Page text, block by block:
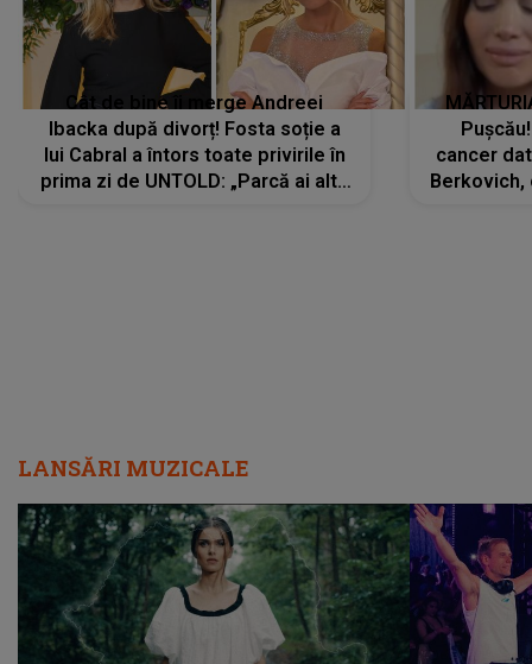
Cât de bine îi merge Andreei
Ibacka după divorț! Fosta soție a
lui Cabral a întors toate privirile în
prima zi de UNTOLD: „Parcă ai altă
cancer
LANSĂRI MUZICALE